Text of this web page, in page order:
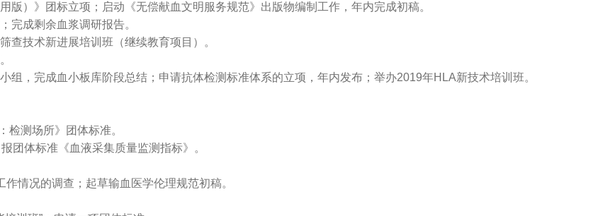
）》团标立项；启动《无偿献血文明服务规范》出版物编制工作，年内完成初稿。
成剩余血浆调研报告。
技术新进展培训班（继续教育项目）。
，完成血小板库阶段总结；申请抗体检测标准体系的立项，年内发布；举办2019年HLA新技术培训班。
测场所》团体标准。
体标准《血液采集质量监测指标》。
况的调查；起草输血医学伦理规范初稿。